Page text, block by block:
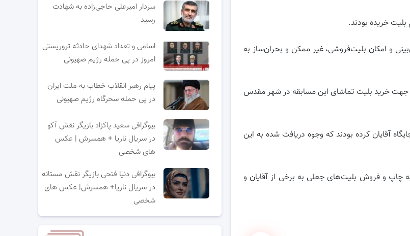
و امکان بلیت‌فروشى، غیر ممکن و بحران‌ساز به
جهت خرید بلیت تماشای این مسابقه در شهر مقدس
آقایان کرده بودند که وجوه دریافت شده به این
چاپ و فروش بلیت‌های جعلی به برخی از آقایان و
سردار امیرعلی حاجی‌زاده به شهادت
رسید
اسامی و تعداد شهدای حادثه تروریستی
امروز در پی حمله رژیم صهیونی
پیام رهبر انقلاب خطاب به ملت ایران
در پی حمله سحرگاه رژیم صهیونی
بیوگرافی سعید پاکزاد بازیگر نقش آکو
در سریال ناریا + همسرش | عکس
های شخصی
بیوگرافی دنیا فتحی بازیگر نقش مستانه
در سریال ناریا+ همسرش| عکس های
شخصی